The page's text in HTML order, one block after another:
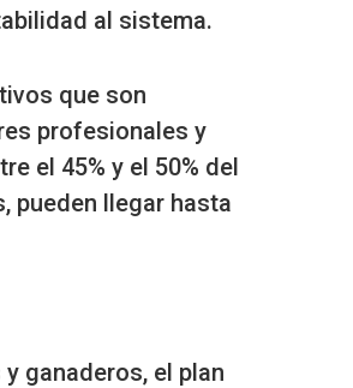
al sistema.
que son
profesionales y
el 45% y el 50% del
pueden llegar hasta
ganaderos, el plan